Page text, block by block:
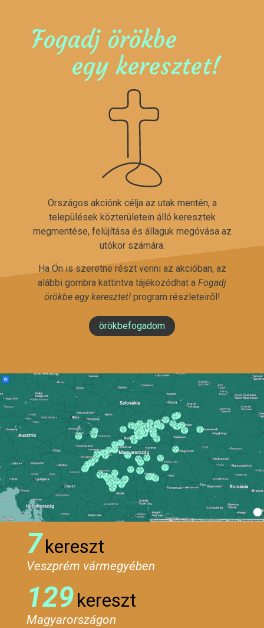
Fogadj örökbe
egy keresztet!
Országos akciónk célja az utak mentén, a
települések közterületein álló keresztek
megmentése, felújítása és állaguk megóvása az
utókor számára.
Ha Ön is szeretne részt venni az akcióban, az
alábbi gombra kattintva tájékozódhat a Fogadj
örökbe egy keresztet!program részleteiről!
örökbefogadom
7kereszt
Veszprém vármegyében
129kereszt
Magyarországon